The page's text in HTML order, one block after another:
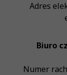
Adres
Biuro
Numer